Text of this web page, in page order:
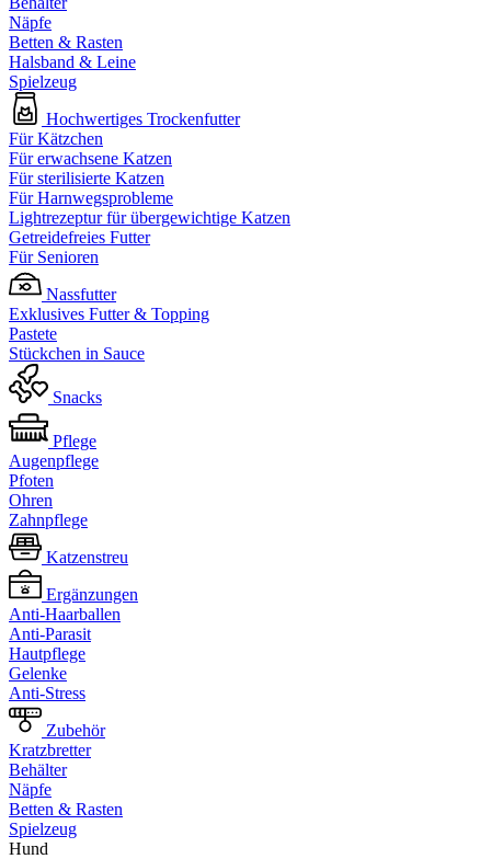
Näpfe
Betten & Rasten
Halsband & Leine
Spielzeug
Hochwertiges Trockenfutter
Für Kätzchen
Für erwachsene Katzen
Für sterilisierte Katzen
Für Harnwegsprobleme
Lightrezeptur für übergewichtige Katzen
Getreidefreies Futter
Für Senioren
Nassfutter
Exklusives Futter & Topping
Pastete
Stückchen in Sauce
Snacks
Pflege
Augenpflege
Pfoten
Ohren
Zahnpflege
Katzenstreu
Ergänzungen
Anti-Haarballen
Anti-Parasit
Hautpflege
Gelenke
Anti-Stress
Zubehör
Kratzbretter
Behälter
Näpfe
Betten & Rasten
Spielzeug
Hund